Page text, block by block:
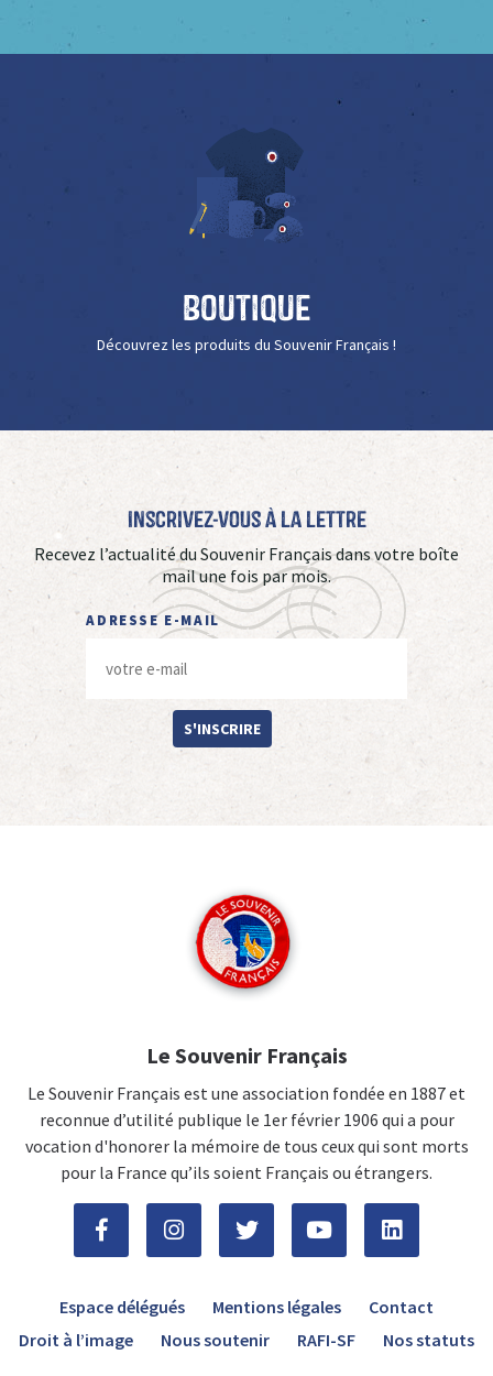
Boutique
Découvrez les produits du Souvenir Français !
Inscrivez-vous à La Lettre
Recevez l’actualité du Souvenir Français dans votre boîte
mail une fois par mois.
ADRESSE E-MAIL
S'INSCRIRE
Le Souvenir Français
Le Souvenir Français est une association fondée en 1887 et
reconnue d’utilité publique le 1er février 1906 qui a pour
vocation d'honorer la mémoire de tous ceux qui sont morts
pour la France qu’ils soient Français ou étrangers.
Espace délégués Mentions légales
Contact
Droit à l’image
Nous soutenir RAFI-SF Nos statuts